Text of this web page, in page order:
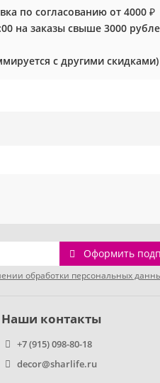
по согласованию от 4000 ₽
на заказы свыше 3000
с другими скидками)
Оформить
обработки персональных
Наши контакты
+7 (915) 098-80-18
decor@sharlife.ru